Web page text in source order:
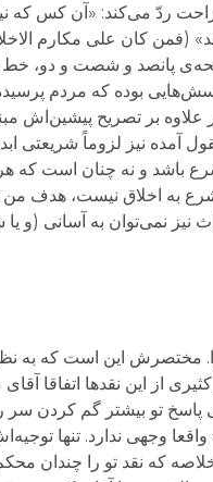
ردّ می‌کند: «آن کس که
(فمن کان علی مکارم
دار الکتب العربیه الکبری، ۱۹۱۱، جلد
بوده که مردم پرسیده
علاوه بر تصریح‌ پیشین‌اش
نیز لزوماً شریعتی
باشد و نه چنان است که هر
به اخلاق نیست، هدف من
نیز نمی‌توان به آسانی (و
از این نقدها اتفاقا
تو بيشتر گم کردن سر
وجهی ندارد. تنها
که نقد تو را چندان